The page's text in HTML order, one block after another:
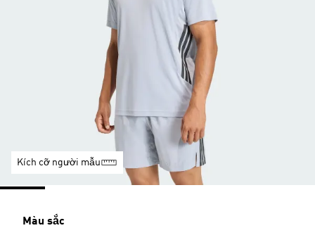
Kích cỡ người mẫu
Màu sắc